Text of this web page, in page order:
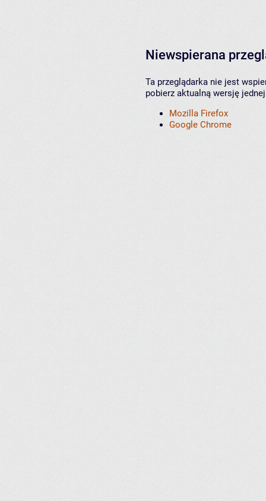
Niewspierana
Ta przeglądarka nie jest
pobierz aktualną wersję
Mozilla Firefox
Google Chrome